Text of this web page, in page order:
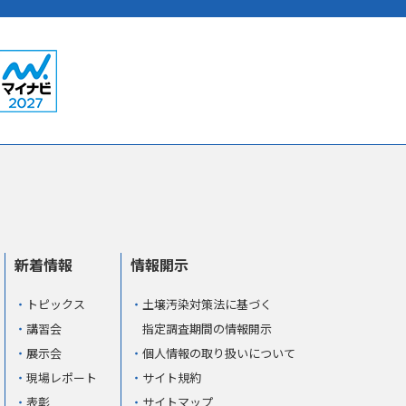
新着情報
トピックス
講習会
展示会
現場レポート
表彰
情報開示
土壌汚染対策法に基づく
指定調査期間の情報開示
個人情報の取り扱いについて
サイト規約
サイトマップ